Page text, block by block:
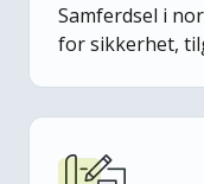
Samferdsel i
for sikkerhet,